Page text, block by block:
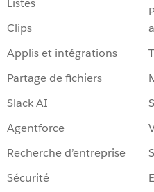
Listes
Clips
Applis et intégrations
Partage de fichiers
Slack AI
Agentforce
Recherche d’entreprise
Sécurité